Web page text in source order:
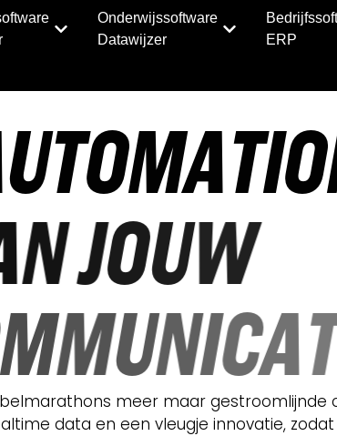
Onderwijssoftware
Datawijzer
ERP
UTOMATIO
NJOUW
MUNICAT
meer maar
data en een vleugje innovatie,